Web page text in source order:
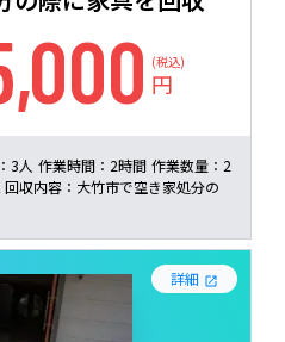
(税込)
円
3人 作業時間： 2時間 作業数量： 2
回収内容： 大竹市で空き家処分の
詳細